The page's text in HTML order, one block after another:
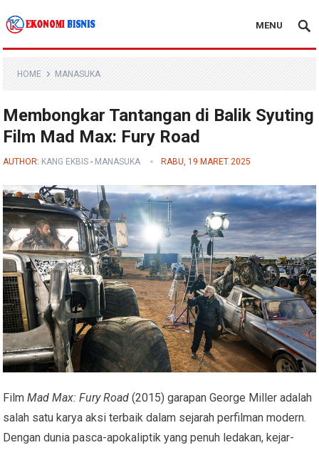
Kanal Ekonomi Bisnis
MENU
HOME MANASUKA
Membongkar Tantangan di Balik Syuting
Film Mad Max: Fury Road
AUTHOR: KANG EKBIS - MANASUKA RABU, 19 MARET 2025
FilmMad Max: Fury Road (2015) garapan George Miller adalah
salah satu karya aksi terbaik dalam sejarah perfilman modern.
Dengan dunia pasca-apokaliptik yang penuh ledakan, kejar-